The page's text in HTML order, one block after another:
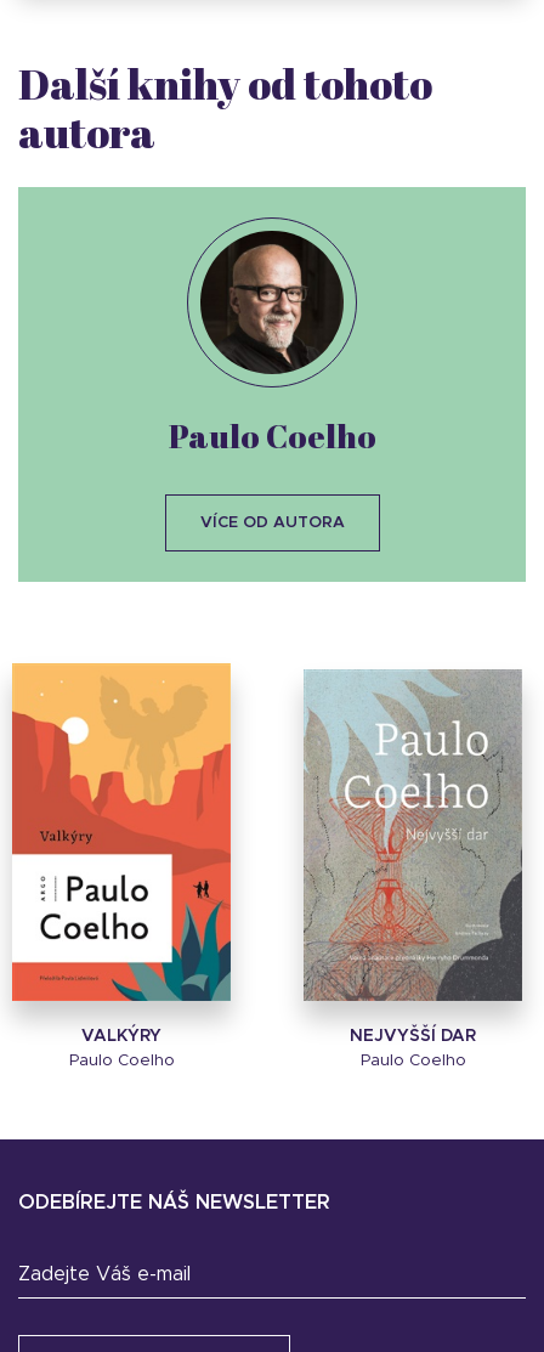
Další knihy od tohoto
autora
VALKÝRY
Paulo Coelho
NEJVYŠŠÍ DAR
Paulo Coelho
Paulo Coelho
VÍCE OD AUTORA
ODEBÍREJTE NÁŠ NEWSLETTER
Zadejte Váš e-mail